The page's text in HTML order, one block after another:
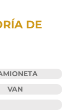
DE
VAN